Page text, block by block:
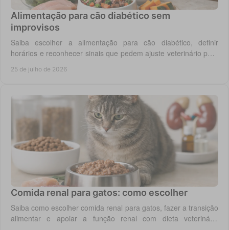
Alimentação para cão diabético sem
improvisos
Saiba escolher a alimentação para cão diabético, definir
horários e reconhecer sinais que pedem ajuste veterinário para
25 de julho de 2026
Comida renal para gatos: como escolher
Saiba como escolher comida renal para gatos, fazer a transição
alimentar e apoiar a função renal com dieta veterinária